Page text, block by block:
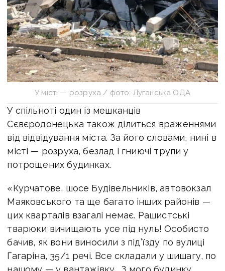
У місті — розруха / фото: Луганська ОДА
У спільноті один із мешканців
Сєвєродонецька також ділиться враженнями
від відвідування міста. За його словами, нині в
місті — розруха, безлад і гниючі трупи у
потрощених будинках.
«Курчатове, шосе Будівельників, автовокзал
Маяковського та ще багато інших районів —
цих кварталів взагалі немає. Рашистські
тварюки вичищають усе під нуль! Особисто
бачив, як вони виносили з під’їзду по вулиці
Гагаріна, 35/1 речі. Все складали у шишагу, по